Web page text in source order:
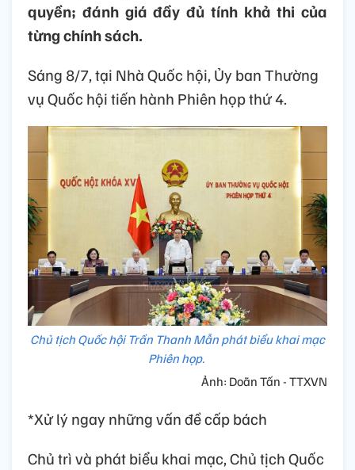
quyền; đánh giá đầy đủ tính khả thi của
từng chính sách.
Sáng 8/7, tại Nhà Quốc hội, Ủy ban Thường
vụ Quốc hội tiến hành Phiên họp thứ 4.
Chủ tịch Quốc hội Trần Thanh Mẫn phát biểu khai mạc
Phiên họp.
Ảnh: Doãn Tấn - TTXVN
*Xử lý ngay những vấn đề cấp bách
Chủ trì và phát biểu khai mạc, Chủ tịch Quốc